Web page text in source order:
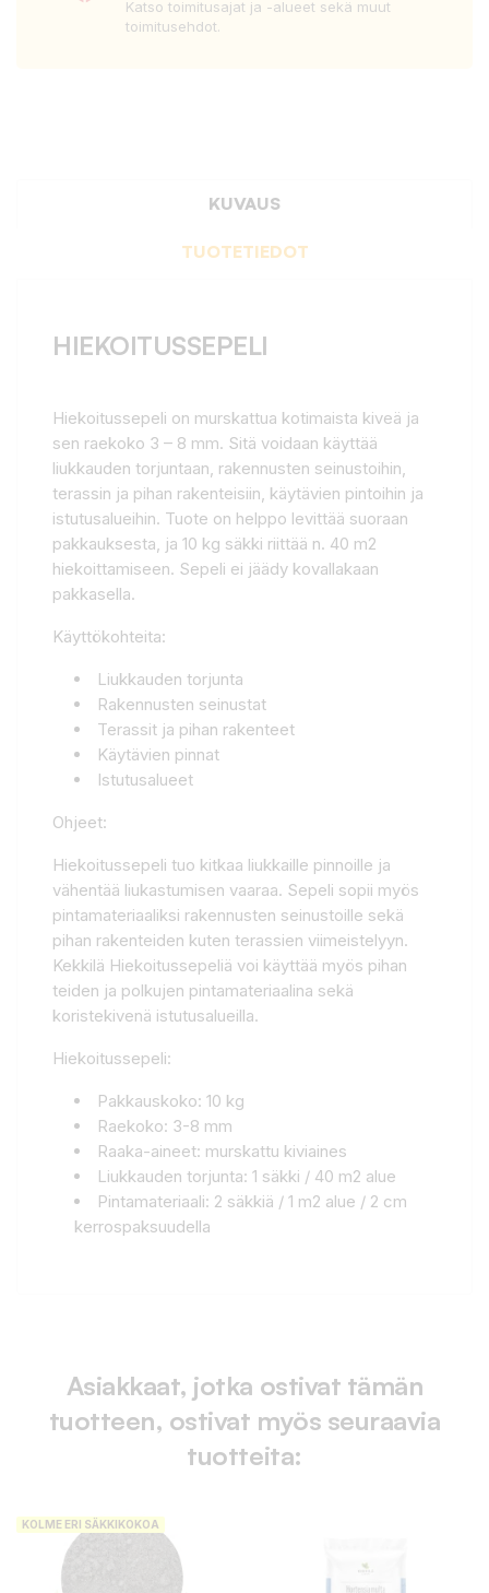
Katso toimitusajat ja -alueet sekä muut
toimitusehdot.
KUVAUS
TUOTETIEDOT
HIEKOITUSSEPELI
Hiekoitussepeli on murskattua kotimaista kiveä ja
sen raekoko 3 – 8 mm. Sitä voidaan käyttää
liukkauden torjuntaan, rakennusten seinustoihin,
terassin ja pihan rakenteisiin, käytävien pintoihin ja
istutusalueihin. Tuote on helppo levittää suoraan
pakkauksesta, ja 10 kg säkki riittää n. 40 m2
hiekoittamiseen. Sepeli ei jäädy kovallakaan
pakkasella.
Käyttökohteita:
Liukkauden torjunta
Rakennusten seinustat
Terassit ja pihan rakenteet
Käytävien pinnat
Istutusalueet
Ohjeet:
Hiekoitussepeli tuo kitkaa liukkaille pinnoille ja
vähentää liukastumisen vaaraa. Sepeli sopii myös
pintamateriaaliksi rakennusten seinustoille sekä
pihan rakenteiden kuten terassien viimeistelyyn.
Kekkilä Hiekoitussepeliä voi käyttää myös pihan
teiden ja polkujen pintamateriaalina sekä
koristekivenä istutusalueilla.
Hiekoitussepeli:
Pakkauskoko: 10 kg
Raekoko: 3-8 mm
Raaka-aineet: murskattu kiviaines
Liukkauden torjunta: 1 säkki / 40 m2 alue
Pintamateriaali: 2 säkkiä / 1 m2 alue / 2 cm
kerrospaksuudella
Asiakkaat, jotka ostivat tämän
tuotteen, ostivat myös seuraavia
tuotteita:
KOLME ERI SÄKKIKOKOA